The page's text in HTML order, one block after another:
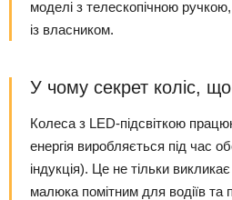
моделі з телескопічною
із власником.
У чому секрет коліс, що
Колеса з LED-підсвіткою
енергія виробляється під час
індукція). Це не тільки
малюка помітним для водіїв та